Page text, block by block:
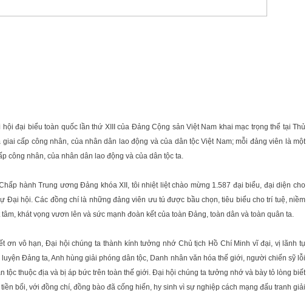
đại biểu toàn quốc lần thứ XIII của Đảng Cộng sản Việt Nam khai mạc trọng thể tại Thủ
cấp công nhân, của nhân dân lao động và của dân tộc Việt Nam; mỗi đảng viên là một
công nhân, của nhân dân lao động và của dân tộc ta.
hành Trung ương Đảng khóa XII, tôi nhiệt liệt chào mừng 1.587 đại biểu, đại diện cho
Đại hội. Các đồng chí là những đảng viên ưu tú được bầu chọn, tiêu biểu cho trí tuệ, niềm
khát vọng vươn lên và sức mạnh đoàn kết của toàn Đảng, toàn dân và toàn quân ta.
ơn vô hạn, Đại hội chúng ta thành kính tưởng nhớ Chủ tịch Hồ Chí Minh vĩ đại, vị lãnh tụ
Đảng ta, Anh hùng giải phóng dân tộc, Danh nhân văn hóa thế giới, người chiến sỹ lỗi
tộc thuộc địa và bị áp bức trên toàn thế giới. Đại hội chúng ta tưởng nhớ và bày tỏ lòng biết
bối, với đồng chí, đồng bào đã cống hiến, hy sinh vì sự nghiệp cách mạng đấu tranh giải